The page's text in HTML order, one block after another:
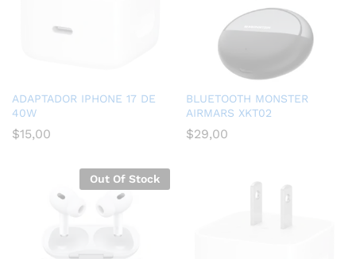
ADAPTADOR IPHONE 17 DE
40W
$15,00
BLUETOOTH MONSTER
AIRMARS XKT02
$29,00
Out Of Stock